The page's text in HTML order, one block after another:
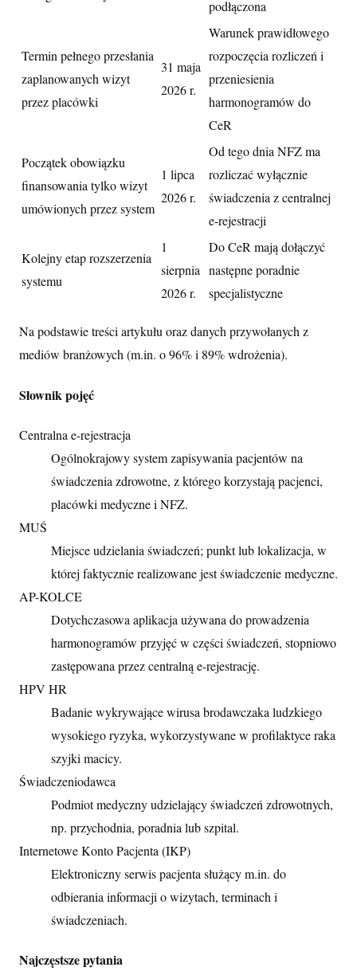
podłączona
Termin pełnego przesłania
zaplanowanych wizyt
przez placówki
31 maja
2026 r.
Warunek prawidłowego
rozpoczęcia rozliczeń i
przeniesienia
harmonogramów do
CeR
Początek obowiązku
finansowania tylko wizyt
umówionych przez system
1 lipca
2026 r.
Od tego dnia NFZ ma
rozliczać wyłącznie
świadczenia z centralnej
e-rejestracji
Kolejny etap rozszerzenia
systemu
1
sierpnia
2026 r.
Do CeR mają dołączyć
następne poradnie
specjalistyczne
Na podstawie treści artykułu oraz danych przywołanych z
mediów branżowych (m.in. o 96% i 89% wdrożenia).
Słownik pojęć
Centralna e-rejestracja
Ogólnokrajowy system zapisywania pacjentów na
świadczenia zdrowotne, z którego korzystają pacjenci,
placówki medyczne i NFZ.
MUŚ
Miejsce udzielania świadczeń; punkt lub lokalizacja, w
której faktycznie realizowane jest świadczenie medyczne.
AP-KOLCE
Dotychczasowa aplikacja używana do prowadzenia
harmonogramów przyjęć w części świadczeń, stopniowo
zastępowana przez centralną e-rejestrację.
HPV HR
Badanie wykrywające wirusa brodawczaka ludzkiego
wysokiego ryzyka, wykorzystywane w profilaktyce raka
szyjki macicy.
Świadczeniodawca
Podmiot medyczny udzielający świadczeń zdrowotnych,
np. przychodnia, poradnia lub szpital.
Internetowe Konto Pacjenta (IKP)
Elektroniczny serwis pacjenta służący m.in. do
odbierania informacji o wizytach, terminach i
świadczeniach.
Najczęstsze pytania